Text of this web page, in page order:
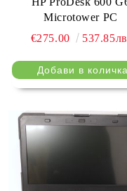
Microtower PC
€275.00